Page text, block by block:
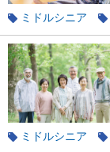
ミドルシニア
おすすめ
ミドルシニア